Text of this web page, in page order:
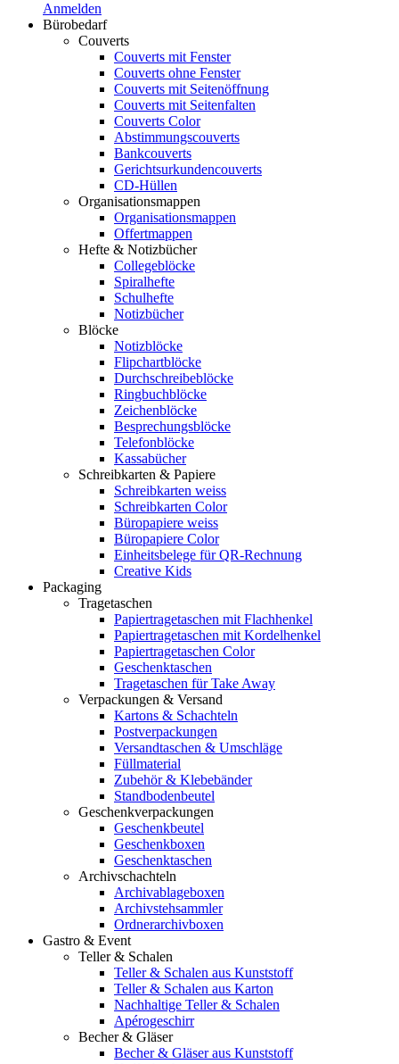
Anmelden
Bürobedarf
Couverts
Couverts mit Fenster
Couverts ohne Fenster
Couverts mit Seitenöffnung
Couverts mit Seitenfalten
Couverts Color
Abstimmungscouverts
Bankcouverts
Gerichtsurkundencouverts
CD-Hüllen
Organisationsmappen
Organisationsmappen
Offertmappen
Hefte & Notizbücher
Collegeblöcke
Spiralhefte
Schulhefte
Notizbücher
Blöcke
Notizblöcke
Flipchartblöcke
Durchschreibeblöcke
Ringbuchblöcke
Zeichenblöcke
Besprechungsblöcke
Telefonblöcke
Kassabücher
Schreibkarten & Papiere
Schreibkarten weiss
Schreibkarten Color
Büropapiere weiss
Büropapiere Color
Einheitsbelege für QR-Rechnung
Creative Kids
Packaging
Tragetaschen
Papiertragetaschen mit Flachhenkel
Papiertragetaschen mit Kordelhenkel
Papiertragetaschen Color
Geschenktaschen
Tragetaschen für Take Away
Verpackungen & Versand
Kartons & Schachteln
Postverpackungen
Versandtaschen & Umschläge
Füllmaterial
Zubehör & Klebebänder
Standbodenbeutel
Geschenkverpackungen
Geschenkbeutel
Geschenkboxen
Geschenktaschen
Archivschachteln
Archivablageboxen
Archivstehsammler
Ordnerarchivboxen
Gastro & Event
Teller & Schalen
Teller & Schalen aus Kunststoff
Teller & Schalen aus Karton
Nachhaltige Teller & Schalen
Apérogeschirr
Becher & Gläser
Becher & Gläser aus Kunststoff